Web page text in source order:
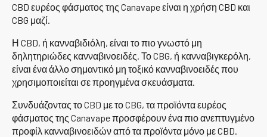
CBD ευρέος φάσματος της Canavape είναι η χρήση CBD και
CBG μαζί.
Η CBD, ή κανναβιδιόλη, είναι το πιο γνωστό μη
δηλητηριώδες κανναβινοειδές. Το CBG, ή κανναβιγκερόλη,
είναι ένα άλλο σημαντικό μη τοξικό κανναβινοειδές που
χρησιμοποιείται σε προηγμένα σκευάσματα.
Συνδυάζοντας το CBD με το CBG, τα προϊόντα ευρέος
φάσματος της Canavape προσφέρουν ένα πιο ανεπτυγμένο
προφίλ κανναβινοειδών από τα προϊόντα μόνο με CBD.